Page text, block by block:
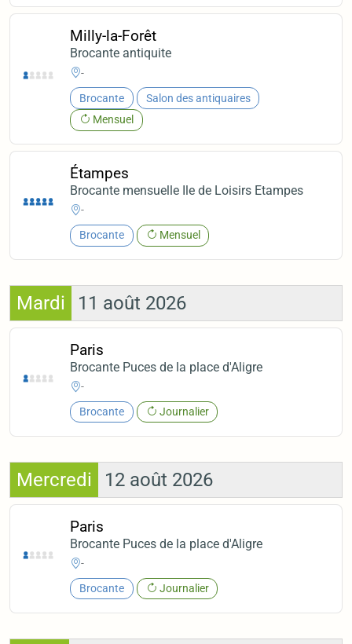
Milly-la-Forêt
Brocante antiquite
-
Brocante
Salon des antiquaires
Mensuel
Étampes
Brocante mensuelle Ile de Loisirs Etampes
-
Brocante Mensuel
Mardi 11 août 2026
Paris
Brocante Puces de la place d'Aligre
-
Brocante Journalier
Mercredi 12 août 2026
Paris
Brocante Puces de la place d'Aligre
-
Brocante Journalier